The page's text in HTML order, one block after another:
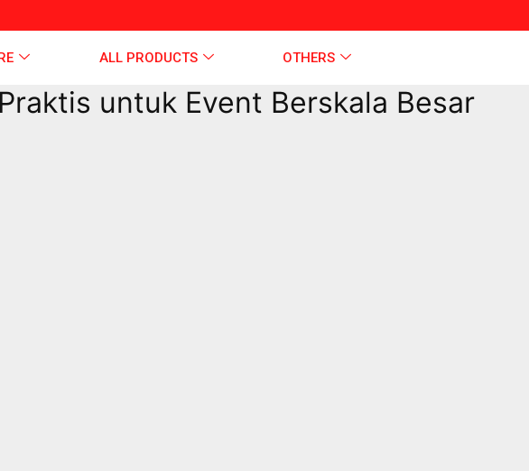
ALL PRODUCTS OTHERS
untuk Event Berskala Besar